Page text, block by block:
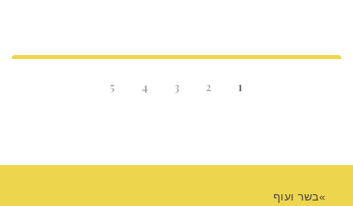
1
2
3
4
5
בשר ועוף